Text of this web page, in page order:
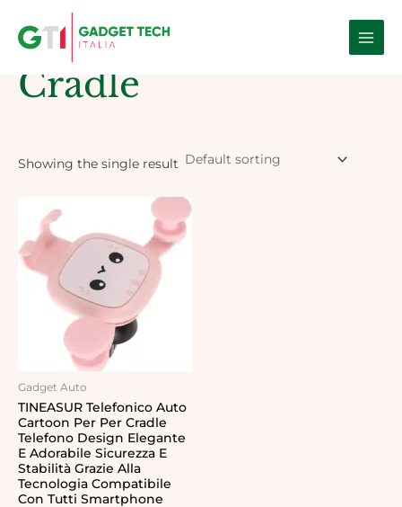
Main
Home / Products tagged “Cradle”
Cradle
Showing the single result
Gadget Auto
TINEASUR Telefonico Auto
Cartoon Per Per Cradle
Telefono Design Elegante
E Adorabile Sicurezza E
Stabilità Grazie Alla
Tecnologia Compatibile
Con Tutti Smartphone